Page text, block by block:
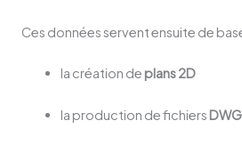
Ces données servent ensuite de
la création de plans 2D
la production de fichiers DWG